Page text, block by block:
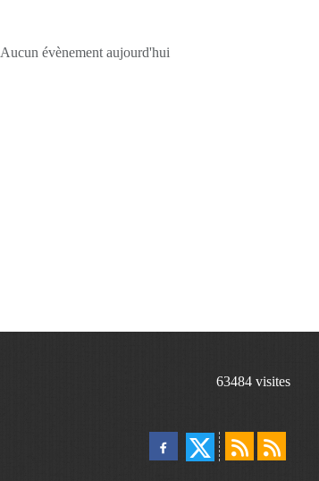
Aucun évènement aujourd'hui
63484 visites